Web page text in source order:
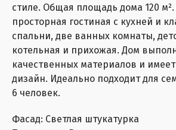
стиле. Общая площадь дома 120 м².
просторная гостиная с кухней и
спальни, две ванных комнаты,
котельная и прихожая. Дом
качественных материалов и
дизайн. Идеально подходит для
6 человек.
Фасад: Светлая штукатурка